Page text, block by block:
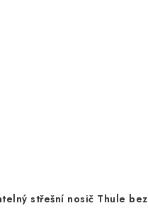
střešní nosič Thule bez